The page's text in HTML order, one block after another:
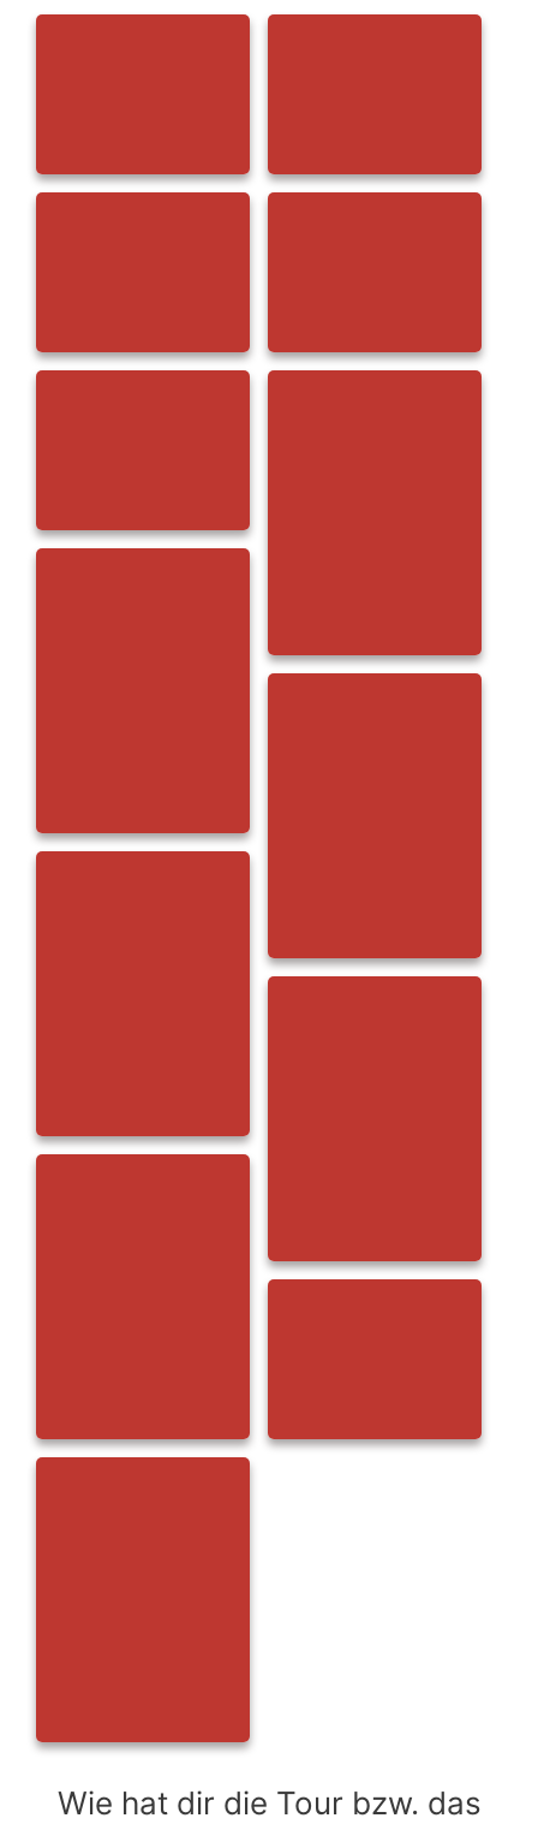
Wie hat dir die Tour bzw. das